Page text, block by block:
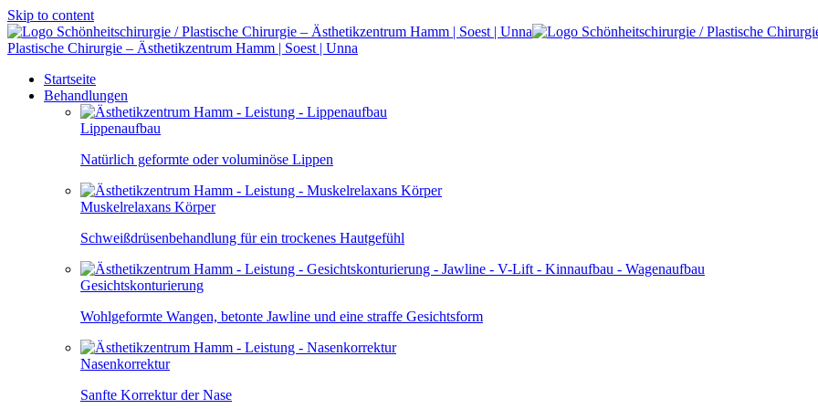
Skip to content
Plastische Chirurgie – Ästhetikzentrum Hamm | Soest | Unna
Startseite
Behandlungen
Lippenaufbau
Natürlich geformte oder voluminöse Lippen
Muskelrelaxans Körper
Schweißdrüsenbehandlung für ein trockenes Hautgefühl
Gesichtskonturierung
Wohlgeformte Wangen, betonte Jawline und eine straffe Gesichtsform
Nasenkorrektur
Sanfte Korrektur der Nase